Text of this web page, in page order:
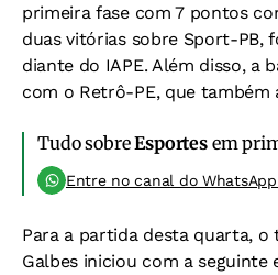
primeira fase com 7 pontos
duas vitórias sobre Sport-PB,
diante do IAPE. Além disso, a
com o Retrô-PE, que também
Tudo sobreEsportesem
Entre no canal do
Para a partida desta quarta, o
Galbes iniciou com a seguinte